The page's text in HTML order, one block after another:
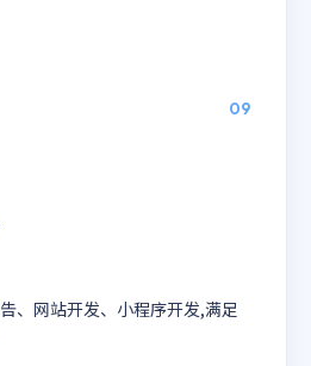
09
、网站开发、小程序开发,满足